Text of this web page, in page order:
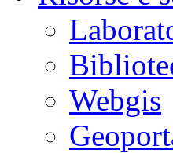
Webgis